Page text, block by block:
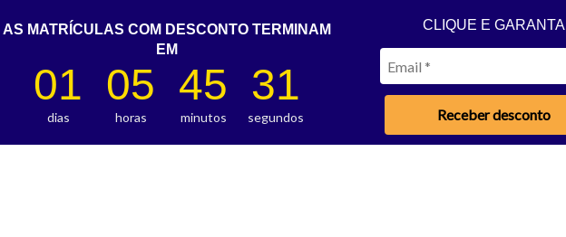
AS MATRÍCULAS COM DESCONTO TERMINAM
EM
01
dias
05
horas
45
minutos
30
segundos
CLIQUE E GARANTA
Receber desconto